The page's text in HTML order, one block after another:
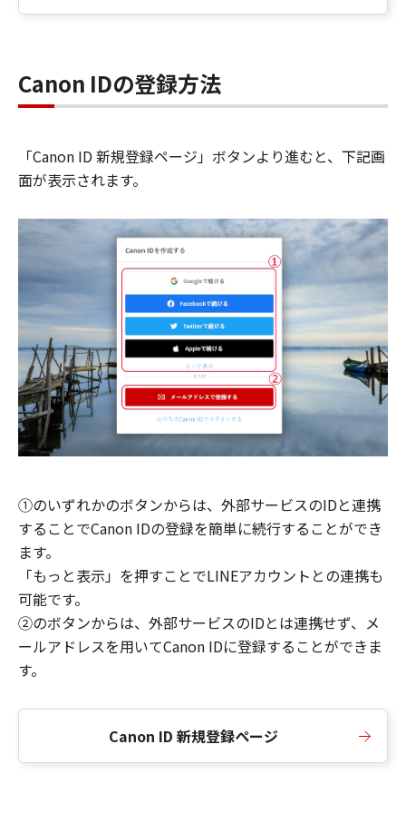
Canon IDの登録方法
「Canon ID 新規登録ページ」ボタンより進むと、下記画
面が表示されます。
①のいずれかのボタンからは、外部サービスのIDと連携
することでCanon IDの登録を簡単に続行することができ
ます。
「もっと表示」を押すことでLINEアカウントとの連携も
可能です。
②のボタンからは、外部サービスのIDとは連携せず、メ
ールアドレスを用いてCanon IDに登録することができま
す。
Canon ID 新規登録ページ